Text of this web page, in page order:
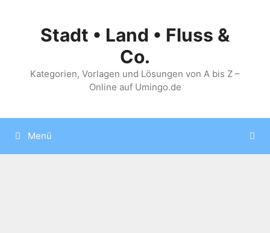
springenStadt • Land • Fluss &
Co.
Kategorien, Vorlagen und Lösungen von A bis Z –
Online auf Umingo.de
Menü